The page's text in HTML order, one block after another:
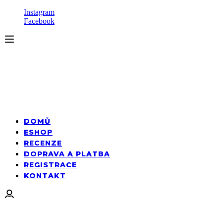
Instagram
Facebook
DOMŮ
ESHOP
RECENZE
DOPRAVA A PLATBA
REGISTRACE
KONTAKT